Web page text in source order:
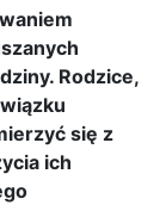
Rodzice,
się z
ich